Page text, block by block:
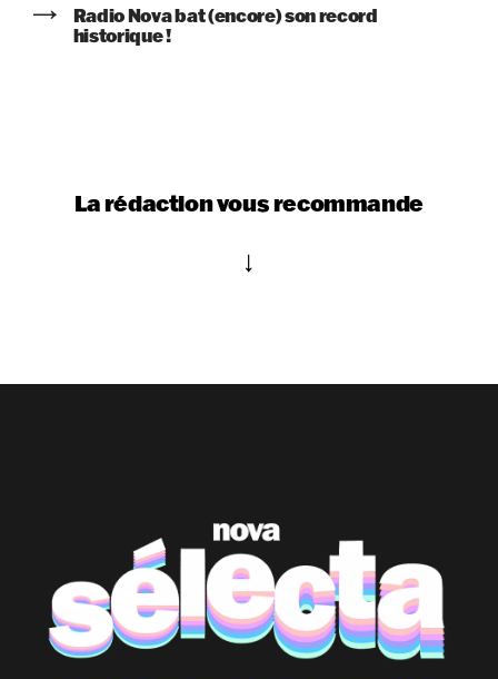
Radio Nova bat (encore) son record
historique !
La rédaction vous recommande